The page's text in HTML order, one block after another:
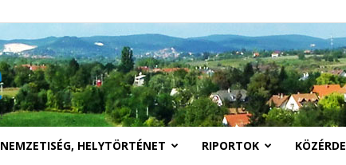
Solymár
NEMZETISÉG, HELYTÖRTÉNET RIPORTOK